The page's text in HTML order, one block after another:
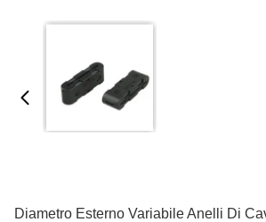
Diametro Esterno Variabile Anelli Di